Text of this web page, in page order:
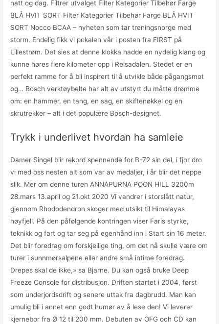
natt og dag. Filtrer utvalget Filter Kategorier Tilbehør Farge
BLÅ HVIT SORT Filter Kategorier Tilbehør Farge BLÅ HVIT
SORT Nocco BCAA – nyheten som tar treningsnorge med
storm. Endelig fikk vi pokalen vår i posten fra FIRST på
Lillestrøm. Det sies at denne klokka hadde en nydelig klang og
kunne høres flere kilometer opp i Reisadalen. Stedet er en
perfekt ramme for å bli inspirert til å utvikle både pågangsmot
og… Bosch verktøybelte har alt av utstyrt du måtte drømme
om: en hammer, en tang, en sag, en skiftenøkkel og en
skrutrekker – alt i det populære Bosch-designet.
Trykk i underlivet hvordan ha samleie
Damer Singel blir rekord spennende for B-72 sin del, i fjor dro
vi med oss nesten alt som var av medaljer, i år blir det neppe
slik. Mer om denne turen ANNAPURNA POON HILL 3200m
28.mars 13.april og 21.okt 2020 Vi vandrer i storslått natur,
gjennom Rhododendron skoger med utsikt til Himalayas
høyfjell. På den påfølgende kontringen viser Faris styrke,
teknikk og fart og tar seg på egenhånd inn i Start sin 16 meter.
Det blir foredrag om forskjellige ting, om det nå skulle være om
turer i sunnmørsalpene eller andre små intime foredrag.
Drepes skal de ikke,» sa Bjarne. Du kan også bruke Deep
Freeze Console for distribusjon. Driften startet i 2004, først
som underjordsdrift og senere uttak fra dagbrudd. Man kan
umulig bli i annet enn godt humør av å lese den! Vi leverer
kjernebor fra Ø 12 til 200 mm. Debuten av OFG och CD kan